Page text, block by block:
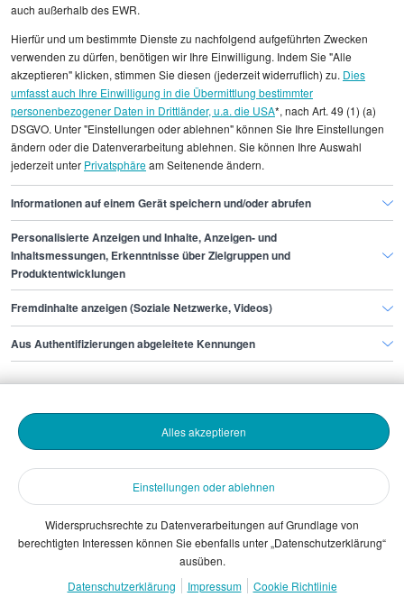
statistischen Erhebungen durch StepStone. Es sind
Durchschnittswerte und die Angaben können nicht
einzelnen Stellenangeboten zugeordnet werden.
Gehaltsinformationen
Vertrieb und Verkauf
Nachwuchsverkäufer/in
Nachwuchsverkäufer/in Berlin
Finde den Job,
der zu dir passt.
Bewerbende
The Stepstone Group GmbH © 2026
auch außerhalb des EWR.
Hierfür und um bestimmte Dienste zu nachfolgend aufgeführten Zwecken
verwenden zu dürfen, benötigen wir Ihre Einwilligung. Indem Sie "Alle
akzeptieren" klicken, stimmen Sie diesen (jederzeit widerruflich) zu. Dies
umfasst auch Ihre Einwilligung in die Übermittlung bestimmter
personenbezogener Daten in Drittländer, u.a. die USA*, nach Art. 49 (1) (a)
DSGVO. Unter "Einstellungen oder ablehnen" können Sie Ihre Einstellungen
ändern oder die Datenverarbeitung ablehnen. Sie können Ihre Auswahl
jederzeit unter Privatsphäream Seitenende ändern.
Informationen auf einem Gerät speichern und/oder abrufen
Personalisierte Anzeigen und Inhalte, Anzeigen- und
Inhaltsmessungen, Erkenntnisse über Zielgruppen und
Produktentwicklungen
Fremdinhalte anzeigen (Soziale Netzwerke, Videos)
Aus Authentifizierungen abgeleitete Kennungen
Einstellungen oder ablehnen
Alles akzeptieren
Widerspruchsrechte zu Datenverarbeitungen auf Grundlage von
berechtigten Interessen können Sie ebenfalls unter „Datenschutzerklärung“
ausüben.
Datenschutzerklärung
Impressum Cookie Richtlinie